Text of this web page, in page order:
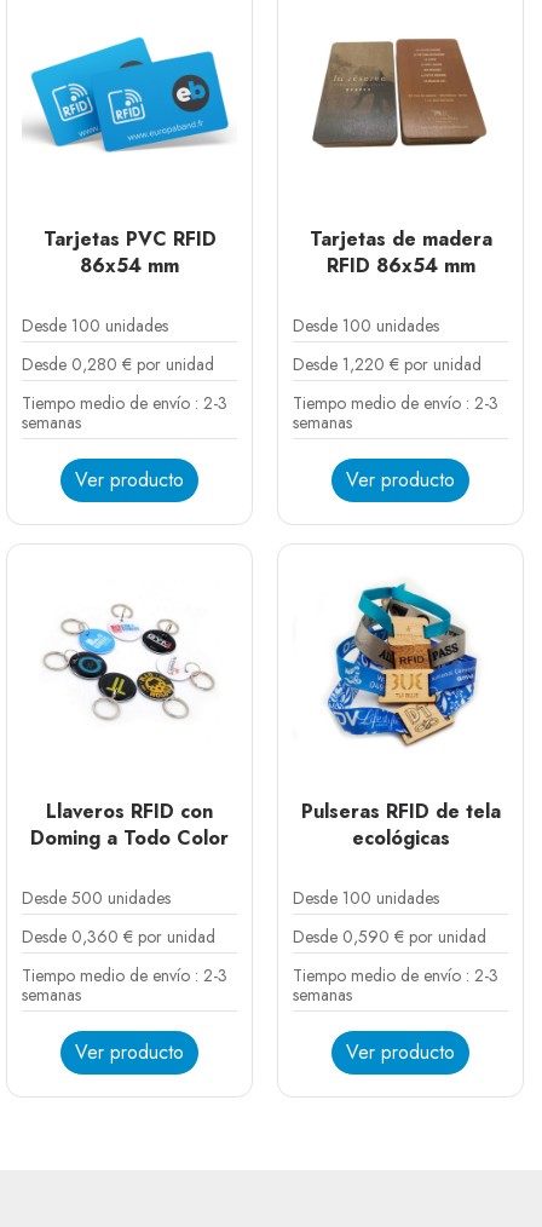
Tarjetas PVC RFID
86x54 mm
Desde 100 unidades
Desde 0,280 € por unidad
Tiempo medio de envío : 2-3
semanas
Ver producto
Tarjetas de madera
RFID 86x54 mm
Desde 100 unidades
Desde 1,220 € por unidad
Tiempo medio de envío : 2-3
semanas
Ver producto
Llaveros RFID con
Doming a Todo Color
Desde 500 unidades
Desde 0,360 € por unidad
Tiempo medio de envío : 2-3
semanas
Ver producto
Pulseras RFID de tela
ecológicas
Desde 100 unidades
Desde 0,590 € por unidad
Tiempo medio de envío : 2-3
semanas
Ver producto